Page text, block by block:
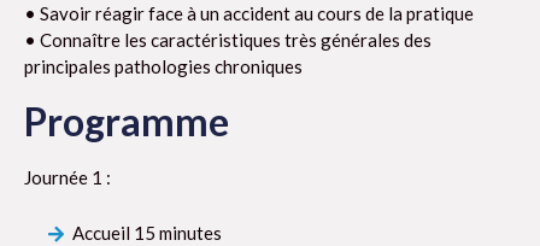
• Savoir réagir face à un accident au cours de la pratique
• Connaître les caractéristiques très générales des
principales pathologies chroniques
Programme
Journée 1 :
Accueil 15 minutes